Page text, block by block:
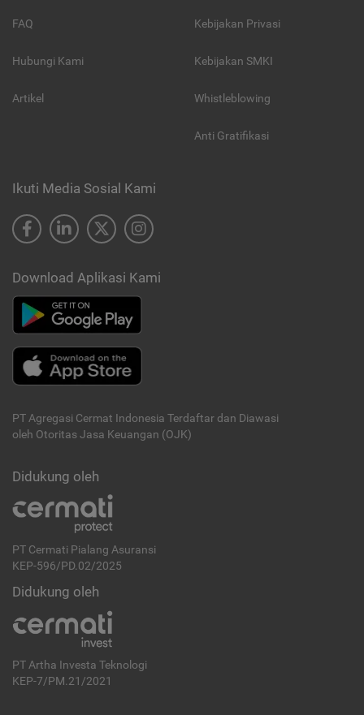
FAQ
Hubungi Kami
Artikel
Kebijakan Privasi
Kebijakan SMKI
Whistleblowing
Anti Gratifikasi
Ikuti Media Sosial Kami
Download Aplikasi Kami
PT Agregasi Cermat Indonesia Terdaftar dan Diawasi
oleh Otoritas Jasa Keuangan (OJK)
Didukung oleh
PT Cermati Pialang Asuransi
KEP-596/PD.02/2025
Didukung oleh
PT Artha Investa Teknologi
KEP-7/PM.21/2021